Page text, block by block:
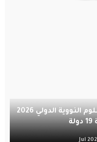
المملكة تستضيف أولمبياد العلوم النووية الدولي 2026